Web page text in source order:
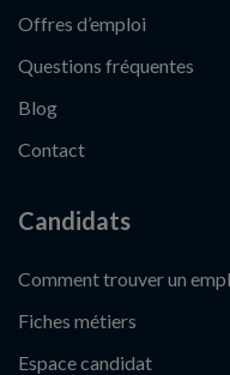
Offres d’emploi
Questions fréquentes
Blog
Contact
Candidats
Comment trouver un
Fiches métiers
Espace candidat